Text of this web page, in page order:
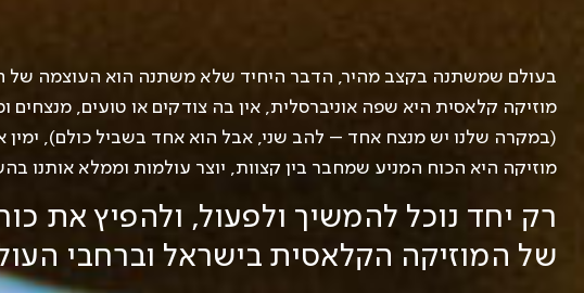
בעולם שמשתנה בקצב מהיר, הדבר היחיד שלא משתנה הוא העוצמה של
מוזיקה קלאסית היא שפה אוניברסלית, אין בה צודקים או טועים, מנצחים
(במקרה שלנו יש מנצח אחד – להב שני, אבל הוא אחד בשביל כולם), ימין
מוזיקה היא הכוח המניע שמחבר בין קצוות, יוצר עולמות וממלא אותנו
רק יחד נוכל להמשיך ולפעול, ולהפיץ את
של המוזיקה הקלאסית בישראל וברחבי